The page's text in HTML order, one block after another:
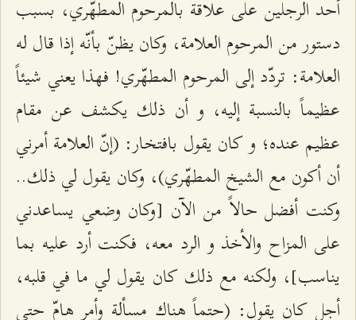
أحد الرجلين على علاقة بالمرحوم المطهّري، بسبب
دستور من المرحوم العلامة، وكان يظنّ بأنّه إذا قال له
العلامة: تردّد إلى المرحوم المطهّري! فهذا يعني شيئاً
عظيماً بالنسبة إليه، و أن ذلك يكشف عن مقام
عظيم عنده؛ و كان يقول بافتخار: (إنّ العلامة أمرني
أن أكون مع الشيخ المطهّري)، وكان يقول لي ذلك..
وكنت أفضل حالاً من الآن [وكان وضعي يساعدني
على المزاح والأخذ و الرد معه، فكنت أرد عليه بما
يناسب]، ولكنه مع ذلك كان يقول لي ما في قلبه،
أجل كان يقول: (حتماً هناك مسألة وأمر هامّ حتى